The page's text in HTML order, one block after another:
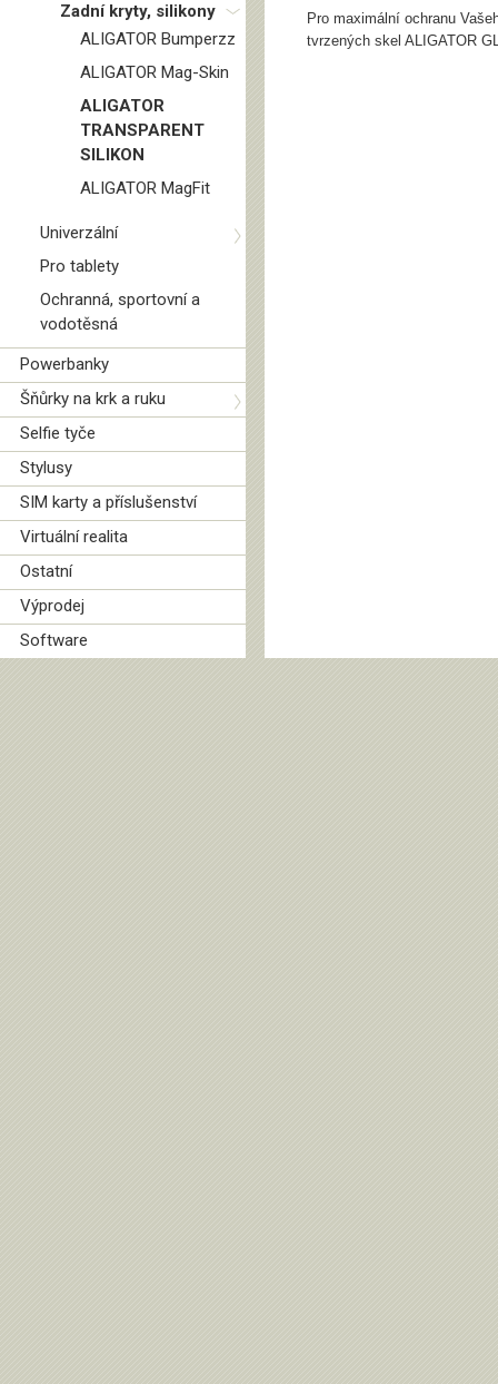
Zadní kryty, silikony
ALIGATOR Bumperzz
ALIGATOR Mag-Skin
ALIGATOR
TRANSPARENT
SILIKON
ALIGATOR MagFit
Univerzální
Pro tablety
Ochranná, sportovní a
vodotěsná
Powerbanky
Šňůrky na krk a ruku
Selfie tyče
Stylusy
SIM karty a příslušenství
Virtuální realita
Ostatní
Výprodej
Software
Pro maximální ochranu
tvrzených skel ALIGATOR